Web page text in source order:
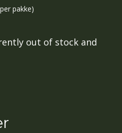
pakke)
out of stock and